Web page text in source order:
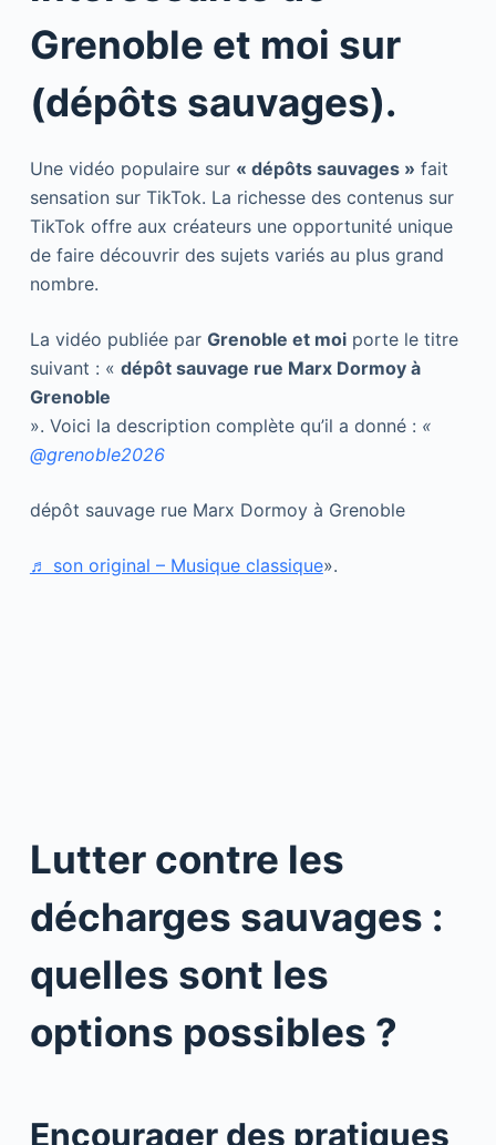
Grenoble et moi sur
(dépôts sauvages).
Une vidéo populaire sur « dépôts sauvages » fait
sensation sur TikTok. La richesse des contenus sur
TikTok offre aux créateurs une opportunité unique
de faire découvrir des sujets variés au plus grand
nombre.
La vidéo publiée par Grenoble et moiporte le titre
suivant : « dépôt sauvage rue Marx Dormoy à
Grenoble
». Voici la description complète qu’il a donné : «
@grenoble2026
dépôt sauvage rue Marx Dormoy à Grenoble
♬ son original – Musique classique».
Lutter contre les
décharges sauvages :
quelles sont les
options possibles ?
Encourager des pratiques